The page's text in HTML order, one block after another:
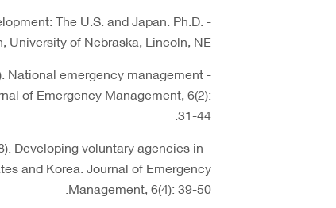
The U.S. and Japan. Ph.D.
University of Nebraska, Lincoln, NE.
National emergency management
of Emergency Management, 6(2):
31-44.
Developing voluntary agencies in
and Korea. Journal of Emergency
Management, 6(4): 39-50.